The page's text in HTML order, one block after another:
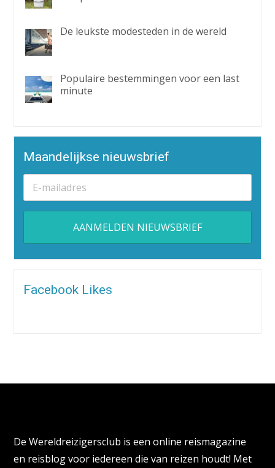
De leukste modesteden in de wereld
Populaire bestemmingen voor een last
minute
Maandelijkse nieuwsbrief
Alternative:
Facebook Likes
De Wereldreizigersclub is een online reismagazine
en reisblog voor iedereen die van reizen houdt! Met